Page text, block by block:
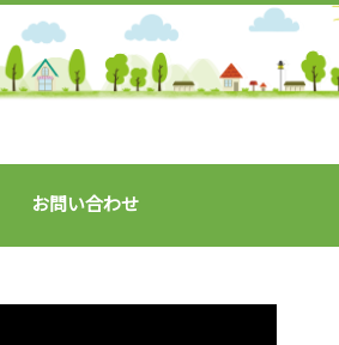
お問い合わせ